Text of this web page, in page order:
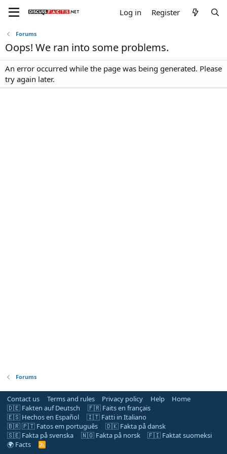
Log in Register
Forums
Oops! We ran into some problems.
An error occurred while the page was being generated. Please
try again later.
Forums
Contact us Terms and rules Privacy policy Help
Home
🇩🇪 Fakten auf Deutsch
🇫🇷 Faits en français
🇪🇸 Hechos en Español
🇮🇹 Fatti in Italiano
🇧🇷 🇵🇹 Fatos em português
🇩🇰 Fakta på dansk
🇸🇪 Fakta på svenska
🇳🇴 Fakta på norsk
🇫🇮 Faktat suomeksi
🌍 Facts
R